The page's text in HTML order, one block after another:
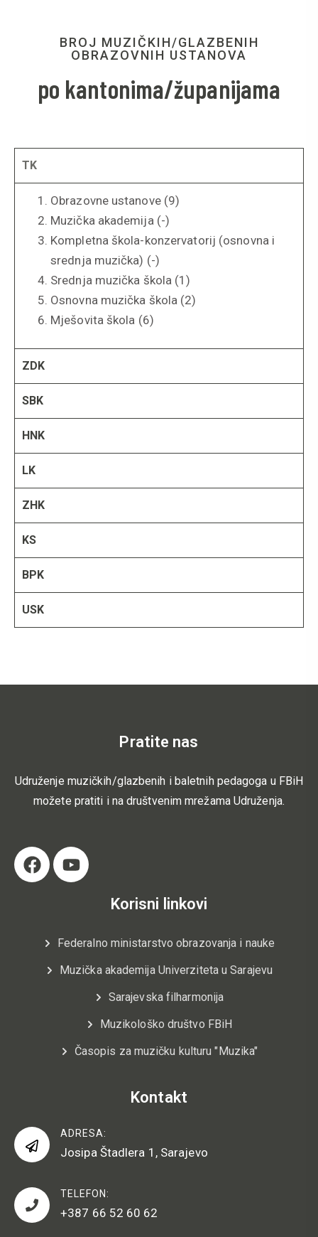
BROJ MUZIČKIH/GLAZBENIH
OBRAZOVNIH USTANOVA
po kantonima/županijama
TK
Obrazovne ustanove (9)
Muzička akademija (-)
Kompletna škola-konzervatorij (osnovna i
srednja muzička) (-)
Srednja muzička škola (1)
Osnovna muzička škola (2)
Mješovita škola (6)
ZDK
SBK
HNK
LK
ZHK
KS
BPK
USK
Pratite nas
Udruženje muzičkih/glazbenih i baletnih pedagoga u FBiH
možete pratiti i na društvenim mrežama Udruženja.
Korisni linkovi
Federalno ministarstvo obrazovanja i nauke
Muzička akademija Univerziteta u Sarajevu
Sarajevska filharmonija
Muzikološko društvo FBiH
Časopis za muzičku kulturu "Muzika"
Kontakt
ADRESA:
Josipa Štadlera 1, Sarajevo
TELEFON:
+387 66 52 60 62